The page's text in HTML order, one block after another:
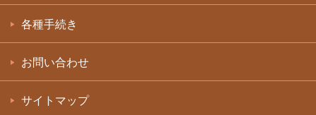
各種手続き
お問い合わせ
サイトマップ